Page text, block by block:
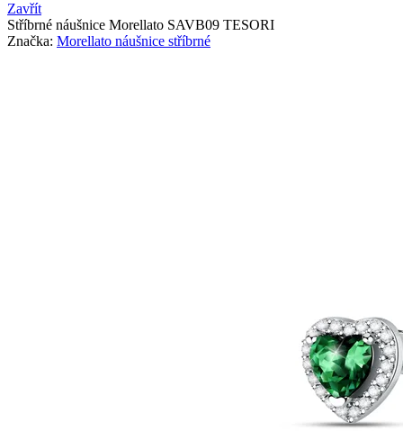
Zavřít
Stříbrné náušnice Morellato SAVB09 TESORI
Značka: Morellato náušnice stříbrné